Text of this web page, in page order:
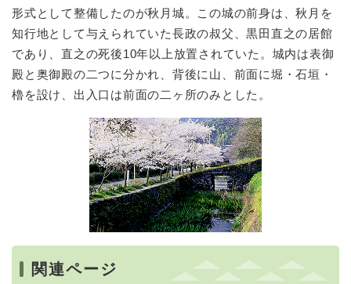
形式として整備したのが秋月城。この城の前身は、秋月を
知行地として与えられていた長政の叔父、黒田直之の居館
であり、直之の死後10年以上放置されていた。城内は表御
殿と奥御殿の二つに分かれ、背後に山、前面に堀・石垣・
櫓を設け、出入口は前面の二ヶ所のみとした。
関連ページ